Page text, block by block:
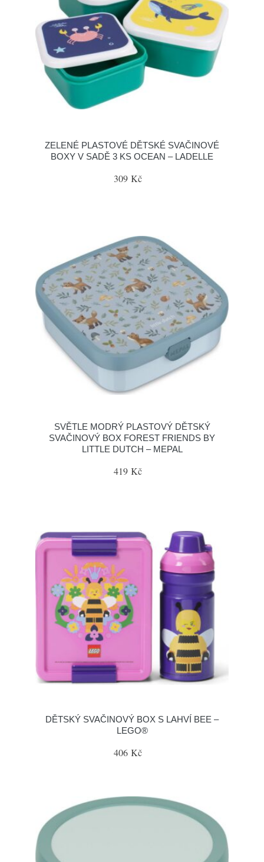
ZELENÉ PLASTOVÉ DĚTSKÉ SVAČINOVÉ
BOXY V SADĚ 3 KS OCEAN – LADELLE
309 Kč
SVĚTLE MODRÝ PLASTOVÝ DĚTSKÝ
SVAČINOVÝ BOX FOREST FRIENDS BY
LITTLE DUTCH – MEPAL
419 Kč
DĚTSKÝ SVAČINOVÝ BOX S LAHVÍ BEE –
LEGO®
406 Kč